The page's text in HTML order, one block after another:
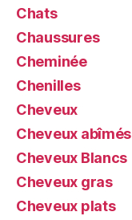
Chats
Chaussures
Cheminée
Chenilles
Cheveux
Cheveux abîmés
Cheveux Blancs
Cheveux gras
Cheveux plats